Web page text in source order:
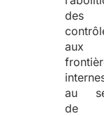
des
aux
au
de